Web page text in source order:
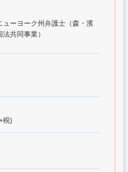
ーヨーク州弁護士（森・濱
共同事業）
税)